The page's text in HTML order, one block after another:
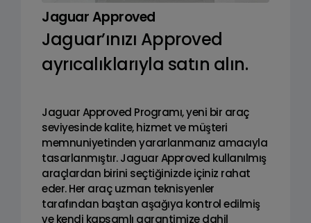
Jaguar Approved
Jaguar’ınızı Approved
ayrıcalıklarıyla satın alın.
Jaguar Approved Programı, yeni bir araç
seviyesinde kalite, hizmet ve müşteri
memnuniyetinden yararlanmanız amacıyla
tasarlanmıştır. Jaguar Approved kullanılmış
araçlardan birini seçtiğinizde içiniz rahat
eder. Her araç uzman teknisyenler
tarafından baştan aşağıya kontrol edilmiş
ve kendi kapsamlı garantimize dahil